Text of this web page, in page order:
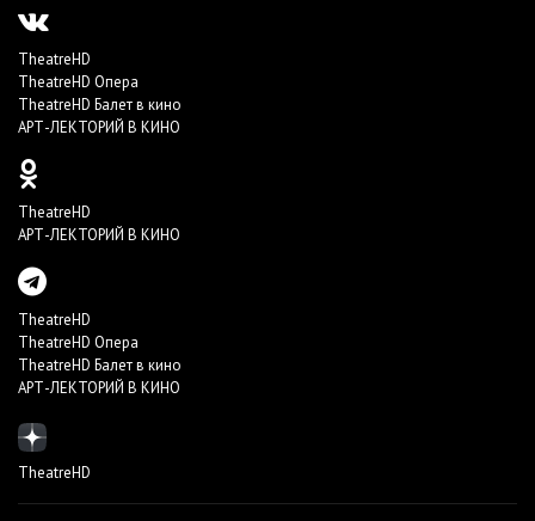
TheatreHD
TheatreHD Опера
TheatreHD Балет в кино
АРТ-ЛЕКТОРИЙ В КИНО
TheatreHD
АРТ-ЛЕКТОРИЙ В КИНО
TheatreHD
TheatreHD Опера
TheatreHD Балет в кино
АРТ-ЛЕКТОРИЙ В КИНО
TheatreHD